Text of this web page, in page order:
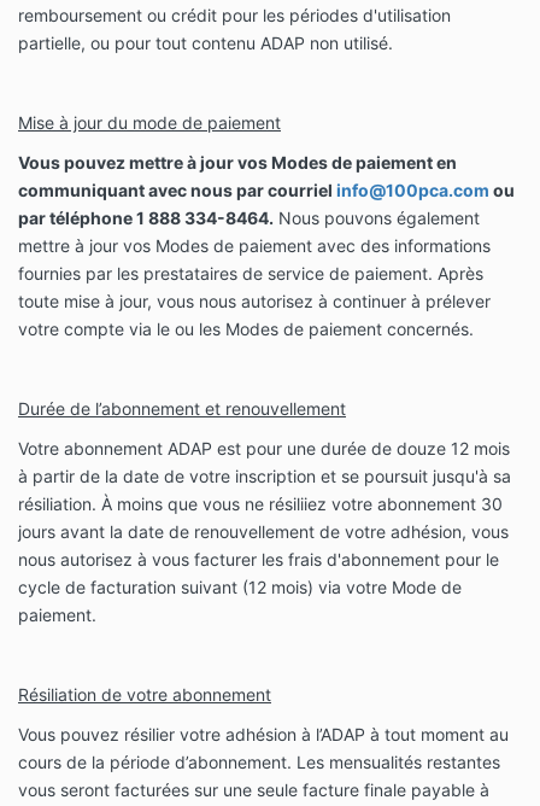
remboursement ou crédit pour les périodes d'utilisation
partielle, ou pour tout contenu ADAP non utilisé.
Mise à jour du mode de paiement
Vous pouvez mettre à jour vos Modes de paiement en
communiquant avec nous par courriel info@100pca.com ou
par téléphone 1 888 334-8464. Nous pouvons également
mettre à jour vos Modes de paiement avec des informations
fournies par les prestataires de service de paiement. Après
toute mise à jour, vous nous autorisez à continuer à prélever
votre compte via le ou les Modes de paiement concernés.
Durée de l’abonnement et renouvellement
Votre abonnement ADAP est pour une durée de douze 12 mois
à partir de la date de votre inscription et se poursuit jusqu'à sa
résiliation. À moins que vous ne résiliiez votre abonnement 30
jours avant la date de renouvellement de votre adhésion, vous
nous autorisez à vous facturer les frais d'abonnement pour le
cycle de facturation suivant (12 mois) via votre Mode de
paiement.
Résiliation de votre abonnement
Vous pouvez résilier votre adhésion à l’ADAP à tout moment au
cours de la période d’abonnement. Les mensualités restantes
vous seront facturées sur une seule facture finale payable à